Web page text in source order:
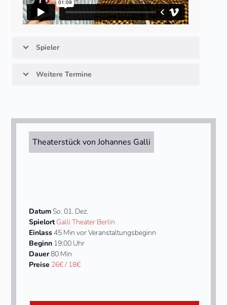
Spieler
Weitere Termine
Theaterstück von Johannes Galli
DatumSo. 01. Dez.
SpielortGalli Theater Berlin
Einlass 45 Min vor Veranstaltungsbeginn
Beginn 19:00 Uhr
Dauer80 Min
Preise 26€ / 18€